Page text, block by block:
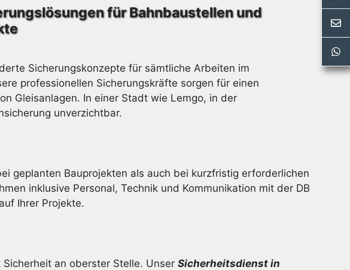
für Bahnbaustellen und
Sicherungskonzepte für sämtliche Arbeiten im
professionellen Sicherungskräfte sorgen für einen
Gleisanlagen. In einer Stadt wie Lemgo, in der
unverzichtbar.
geplanten Bauprojekten als auch bei kurzfristig erforderlichen
inklusive Personal, Technik und Kommunikation mit der DB
Ihrer Projekte.
an oberster Stelle. Unser Sicherheitsdienst in